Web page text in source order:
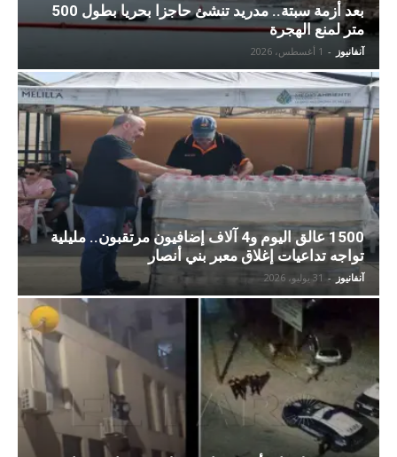
بعد أزمة سبتة.. مدريد تنشئ حاجزا بحريا بطول 500
متر لمنع الهجرة
آنفانيوز - 1 أغسطس، 2026
1500 عالق اليوم و4 آلاف إضافيون مرتقبون.. مليلية
تواجه تداعيات إغلاق معبر بني أنصار
آنفانيوز - 31 يوليو، 2026